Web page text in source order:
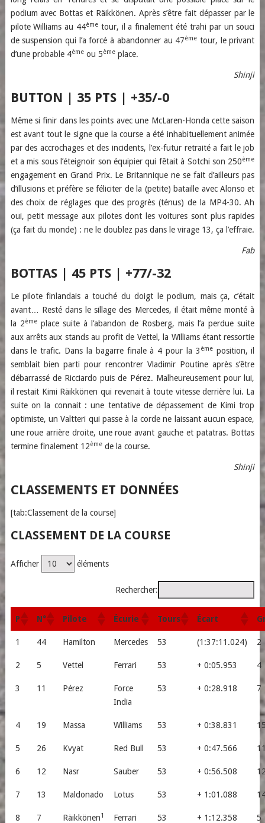
podium avec Bottas et Räikkönen. Après s’être fait dépasser par le
pilote Williams au 44ème tour, il a finalement été trahi par un souci
de suspension qui l’a forcé à abandonner au 47ème tour, le privant
d’une probable 4èmeou 5èmeplace.
Shinji
BUTTON | 35 PTS | +35/-0
Même si finir dans les points avec une McLaren-Honda cette saison
est avant tout le signe que la course a été inhabituellement animée
par des accrochages et des incidents, l’ex-futur retraité a fait le job
et a mis sous l’éteignoir son équipier qui fêtait à Sotchi son 250ème
engagement en Grand Prix. Le Britannique ne se fait d’ailleurs pas
d’illusions et préfère se féliciter de la (petite) bataille avec Alonso et
des choix de réglages que des progrès (ténus) de la MP4-30. Ah
oui, petit message aux pilotes dont les voitures sont plus rapides
(ça fait du monde) : ne le doublez pas dans le virage 13, ça l’effraie.
Fab
BOTTAS | 45 PTS | +77/-32
Le pilote finlandais a touché du doigt le podium, mais ça, c’était
avant… Resté dans le sillage des Mercedes, il était même monté à
la 2èmeplace suite à l’abandon de Rosberg, mais l’a perdue suite
aux arrêts aux stands au profit de Vettel, la Williams étant ressortie
dans le trafic. Dans la bagarre finale à 4 pour la 3 èmeposition, il
semblait bien parti pour rencontrer Vladimir Poutine après s’être
débarrassé de Ricciardo puis de Pérez. Malheureusement pour lui,
il restait Kimi Räikkönen qui revenait à toute vitesse derrière lui. La
suite on la connait : une tentative de dépassement de Kimi trop
optimiste, un Valtteri qui passe à la corde ne laissant aucun espace,
une roue arrière droite, une roue avant gauche et patatras. Bottas
termine finalement 12èmede la course.
Shinji
CLASSEMENTS ET DONNÉES
[tab:Classement de la course]
CLASSEMENT DE LA COURSE
Afficher éléments
Rechercher:
P N° Pilote Écurie Tours Écart
1 44 Hamilton Mercedes 53 (1:37:11.024) 2
2 5 Vettel Ferrari 53 + 0:05.953 4
3 11 Pérez
Force
India
53 + 0:28.918 7
4 19 Massa Williams 53 + 0:38.831
5 26 Kvyat Red Bull 53 + 0:47.566
6 12 Nasr Sauber 53 + 0:56.508
7 13 Maldonado Lotus 53 + 1:01.088
8 7 Räikkönen1 Ferrari 53 + 1:12.358 5